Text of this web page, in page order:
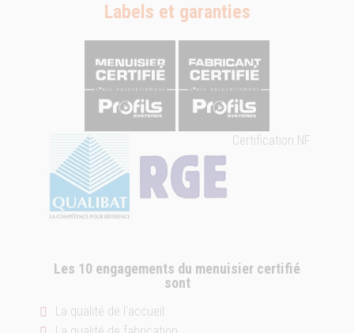
Labels et garanties
Certification NF
Les 10 engagements du menuisier certifié
sont
La qualité de l'accueil